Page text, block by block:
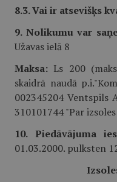
8.3. Vai ir atsevišķs
9. Nolikumu var
Užavas ielā 8
Maksa: Ls 200
skaidrā naudā
002345204 Ventspils
310101744 "Par
10. Piedāvājuma
01.03.2000. pulksten